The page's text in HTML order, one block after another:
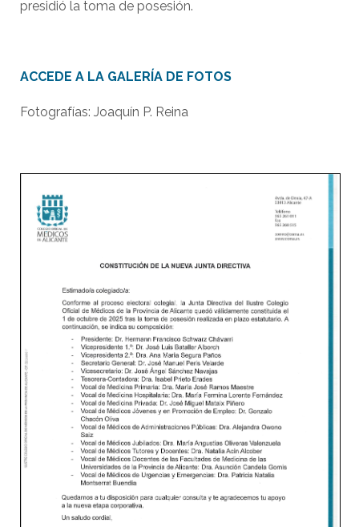
presidió la toma de posesión.
ACCEDE A LA GALERÍA DE FOTOS
Fotografías: Joaquín P. Reina